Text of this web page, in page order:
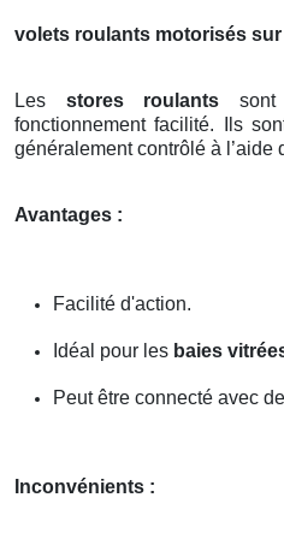
volets roulants motorisés
Les stores roulants sont
fonctionnement facilité. Ils
généralement contrôlé à l’aide
Avantages :
Facilité d'action.
Idéal pour les baies
Peut être connecté avec
Inconvénients :